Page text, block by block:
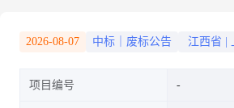
2026-08-07 中标｜废标公告 江西省
项目编号